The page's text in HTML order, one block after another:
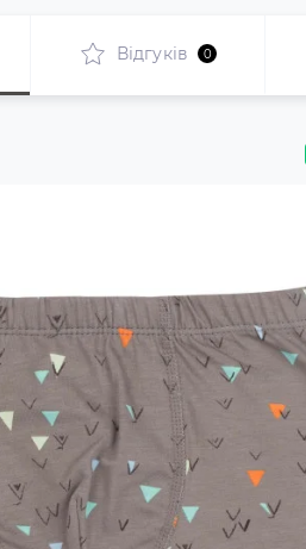
Відгуків 0